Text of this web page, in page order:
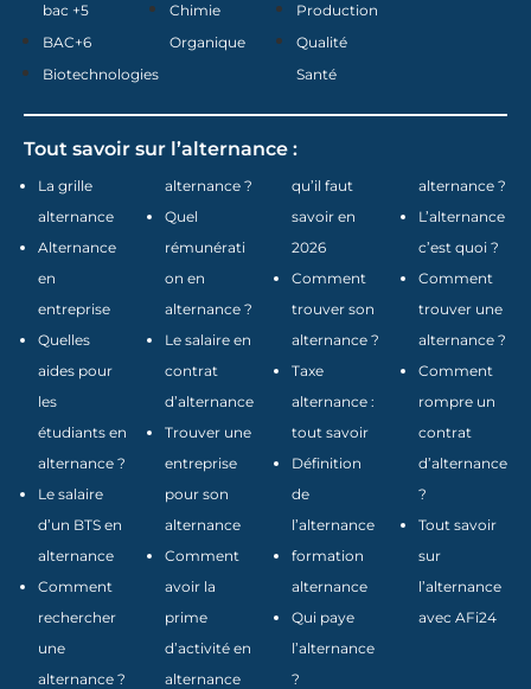
bac +5
BAC+6
Biotechnologies
Chimie
Organique
Production
Qualité
Santé
Tout savoir sur l’alternance :
La grille
alternance
Alternance
en
entreprise
Quelles
aides pour
les
étudiants en
alternance ?
Le salaire
d’un BTS en
alternance
Comment
rechercher
une
alternance ?
alternance ?
Quel
rémunérati
on en
alternance ?
Le salaire en
contrat
d’alternance
Trouver une
entreprise
pour son
alternance
Comment
avoir la
prime
d’activité en
alternance
qu’il faut
savoir en
2026
Comment
trouver son
alternance ?
Taxe
alternance :
tout savoir
Définition
de
l’alternance
formation
alternance
Qui paye
l’alternance
?
alternance ?
L’alternance
c’est quoi ?
Comment
trouver une
alternance ?
Comment
rompre un
contrat
d’alternance
?
Tout savoir
sur
l’alternance
avec AFi24